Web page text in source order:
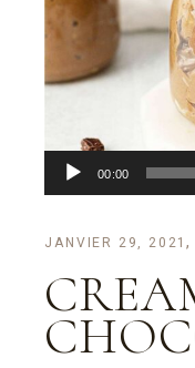
Lecteur
audio
00:00
JANVIER 29, 2021